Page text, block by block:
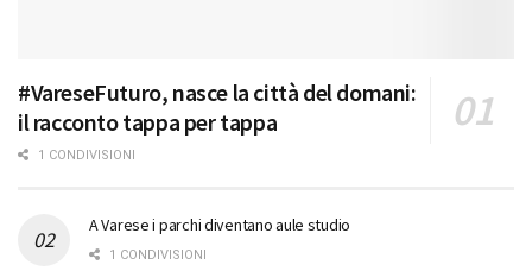
#VareseFuturo, nasce la città del domani:
il racconto tappa per tappa
1 CONDIVISIONI
A Varese i parchi diventano aule studio
1 CONDIVISIONI